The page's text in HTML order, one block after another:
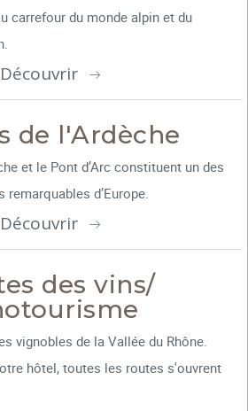
carrefour du monde alpin et du
Découvrir
de l'Ardèche
et le Pont d’Arc constituent un des
d’Europe.
Découvrir
des vins/
vignobles de la Vallée du Rhône.
hôtel, toutes les routes s'ouvrent